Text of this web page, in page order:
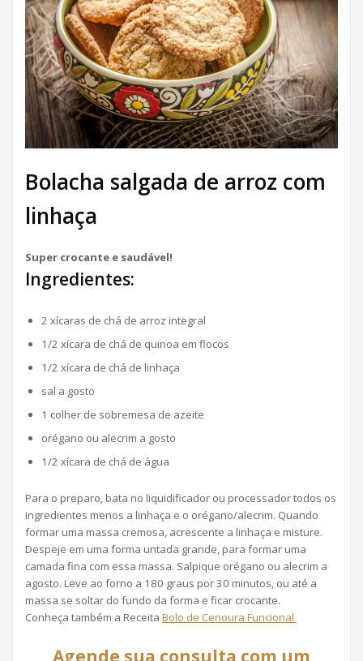
Bolacha salgada de arroz com
linhaça
Super crocante e saudável!
Ingredientes:
2 xícaras de chá de arroz integral
1/2 xícara de chá de quinoa em flocos
1/2 xícara de chá de linhaça
sal a gosto
1 colher de sobremesa de azeite
orégano ou alecrim a gosto
1/2 xícara de chá de água
Para o preparo, bata no liquidificador ou processador todos os
ingredientes menos a linhaça e o orégano/alecrim. Quando
formar uma massa cremosa, acrescente a linhaça e misture.
Despeje em uma forma untada grande, para formar uma
camada fina com essa massa. Salpique orégano ou alecrim a
agosto. Leve ao forno a 180 graus por 30 minutos, ou até a
massa se soltar do fundo da forma e ficar crocante.
Conheça também a Receita Bolo de Cenoura Funcional
Agende sua consulta com um